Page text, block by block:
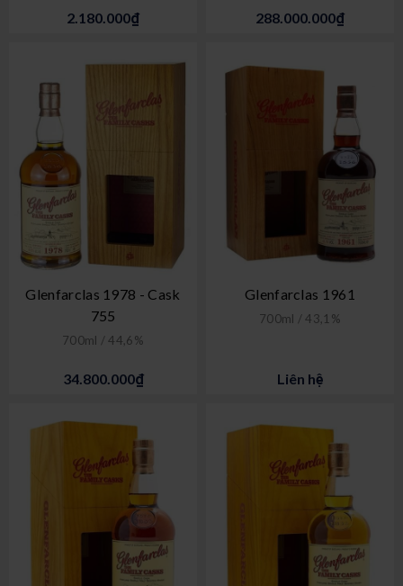
2.180.000₫ 288.000.000₫
Glenfarclas 1978 - Cask
755
700ml / 44,6%
34.800.000₫
Glenfarclas 1961
700ml / 43,1%
Liên hệ